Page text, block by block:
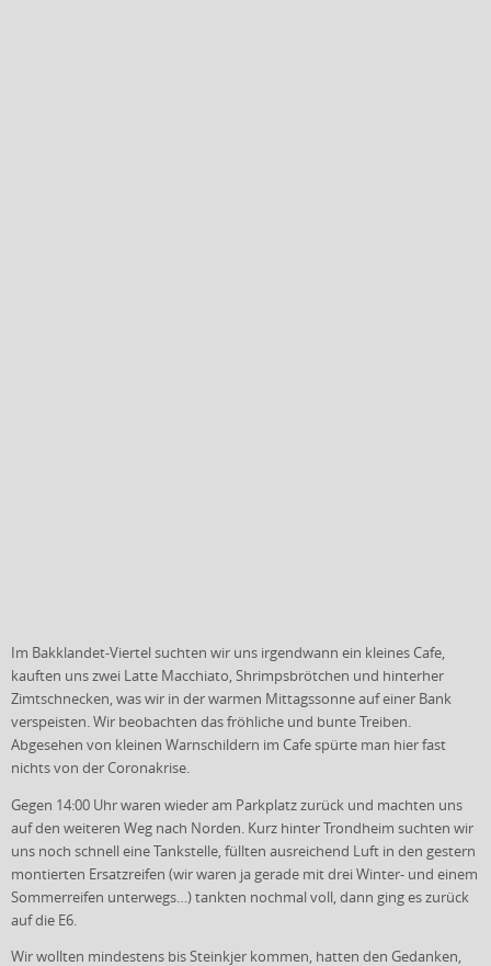
Im Bakklandet-Viertel suchten wir uns irgendwann ein kleines Cafe,
kauften uns zwei Latte Macchiato, Shrimpsbrötchen und hinterher
Zimtschnecken, was wir in der warmen Mittagssonne auf einer Bank
verspeisten. Wir beobachten das fröhliche und bunte Treiben.
Abgesehen von kleinen Warnschildern im Cafe spürte man hier fast
nichts von der Coronakrise.
Gegen 14:00 Uhr waren wieder am Parkplatz zurück und machten uns
auf den weiteren Weg nach Norden. Kurz hinter Trondheim suchten wir
uns noch schnell eine Tankstelle, füllten ausreichend Luft in den gestern
montierten Ersatzreifen (wir waren ja gerade mit drei Winter- und einem
Sommerreifen unterwegs…) tankten nochmal voll, dann ging es zurück
auf die E6.
Wir wollten mindestens bis Steinkjer kommen, hatten den Gedanken,